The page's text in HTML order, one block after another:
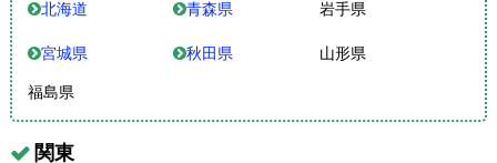
北海道 青森県 岩手県
宮城県 秋田県 山形県
福島県
関東